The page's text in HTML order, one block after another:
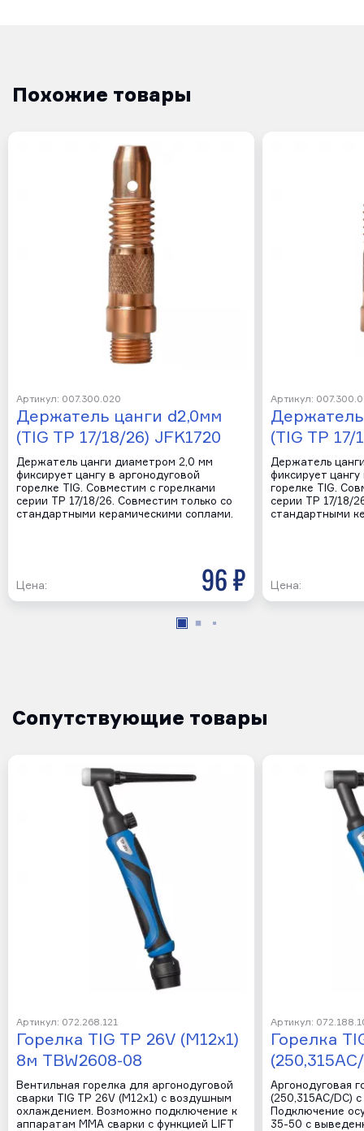
Похожие товары
Артикул: 007.300.020
Держатель цанги d2,0мм
(TIG TP 17/18/26) JFK1720
Держатель цанги диаметром 2,0 мм
фиксирует цангу в аргонодуговой
горелке TIG. Совместим с горелками
серии TP 17/18/26. Совместим только со
стандартными керамическими соплами.
Цена: 96 р
Артикул:
(TIG TP 17/
Держатель
фиксирует
горелке TIG.
серии TP 17/18/
стандартными
Цена:
Сопутствующие товары
Артикул: 072.268.121
Горелка TIG TP 26V (М12х1)
8м TBW2608-08
Вентильная горелка для аргонодуговой
сварки TIG TP 26V (М12х1) с воздушным
охлаждением. Возможно подключение к
аппаратам MMA сварки с функцией LIFT
Артикул:
Горелка
Аргонодуговая
(250,315AC/DC)
Подключение
35-50 с